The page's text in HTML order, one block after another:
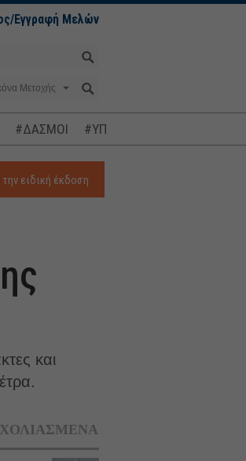
Εγγραφή Μελών
#ΔΑΣΜΟΙ #ΥΠΟΚΛΟΠΕΣ
την ειδική έκδοση
και